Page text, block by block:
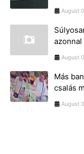
August
August
Más
csalás
August